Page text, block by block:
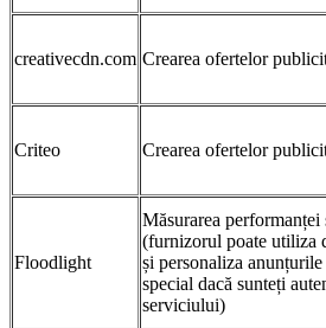
creativecdn.com Crearea ofertelor
Criteo Crearea ofertelor
Floodlight
Măsurarea
(furnizorul poate utiliza
și personaliza
special dacă sunteți
serviciului)